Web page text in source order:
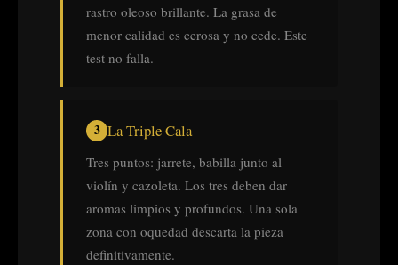
rastro oleoso brillante. La grasa de
menor calidad es cerosa y no cede. Este
test no falla.
La Triple Cala
Tres puntos: jarrete, babilla junto al
violín y cazoleta. Los tres deben dar
aromas limpios y profundos. Una sola
zona con oquedad descarta la pieza
definitivamente.